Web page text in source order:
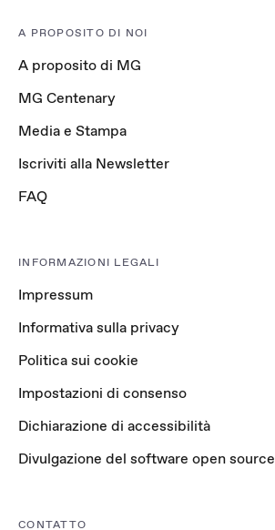
A PROPOSITO DI NOI
A proposito di MG
MG Centenary
Media e Stampa
Iscriviti alla Newsletter
FAQ
INFORMAZIONI LEGALI
Impressum
Informativa sulla privacy
Politica sui cookie
Impostazioni di consenso
Dichiarazione di accessibilità
Divulgazione del software open source
CONTATTO